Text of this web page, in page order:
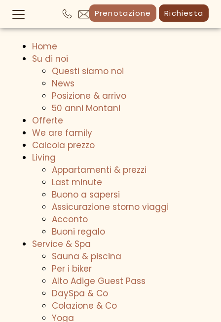
Prenotazione Richiesta
Home
Su di noi
Questi siamo noi
News
Posizione & arrivo
50 anni Montani
Offerte
We are family
Calcola prezzo
Living
Appartamenti & prezzi
Last minute
Buono a sapersi
Assicurazione storno viaggi
Acconto
Buoni regalo
Service & Spa
Sauna & piscina
Per i biker
Alto Adige Guest Pass
DaySpa & Co
Colazione & Co
Yoga